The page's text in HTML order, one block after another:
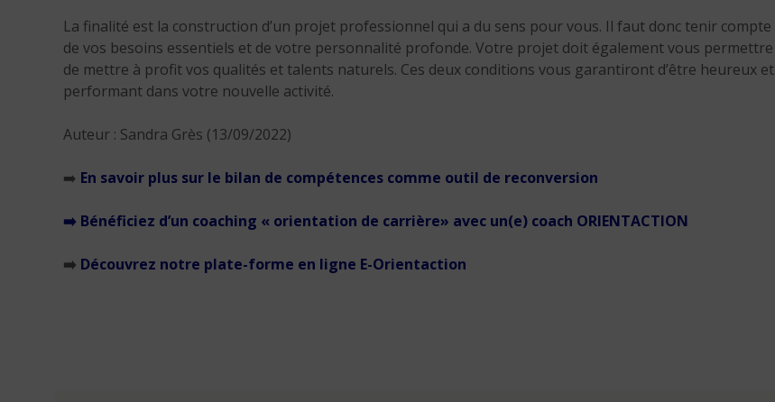
La finalité est la construction d’un projet professionnel qui a du sens pour vous. Il faut donc tenir compte
de vos besoins essentiels et de votre personnalité profonde. Votre projet doit également vous permettre
de mettre à profit vos qualités et talents naturels. Ces deux conditions vous garantiront d’être heureux et
performant dans votre nouvelle activité.
Auteur : Sandra Grès (13/09/2022)
➡️ En savoir plus sur le bilan de compétences comme outil de reconversion
➡️ Bénéficiez d’un coaching « orientation de carrière» avec un(e) coach ORIENTACTION
➡️ Découvrez notre plate-forme en ligne E-Orientaction